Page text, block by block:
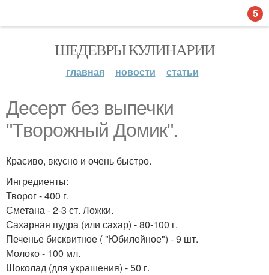
ШЕДЕВРЫ КУЛИНАРИИ
главная новости статьи
Десерт без выпечки
"Творожный Домик".
Красиво, вкусно и очень быстро.
Ингредиенты:
Творог - 400 г.
Сметана - 2-3 ст. Ложки.
Сахарная пудра (или сахар) - 80-100 г.
Печенье бисквитное ( "Юбилейное") - 9 шт.
Молоко - 100 мл.
Шоколад (для украшения) - 50 г.
5